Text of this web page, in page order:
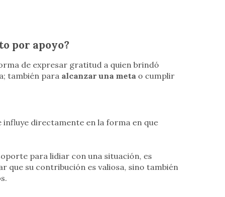
por apoyo?
de expresar gratitud a quien brindó
también para alcanzar una metao cumplir
influye directamente en la forma en que
para lidiar con una situación, es
su contribución es valiosa, sino también